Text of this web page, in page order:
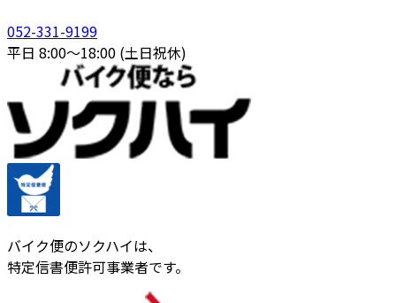
052-331-9199
平日 8:00〜18:00 (土日祝休)
バイク便のソクハイは、
特定信書便許可事業者です。